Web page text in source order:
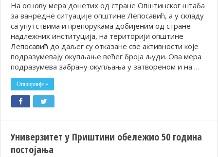
На основу мера донетих од стране Општинског штаба
за ванредне ситуације општине Лепосавић, а у складу
са упутствима и препорукама добијеним од стране
надлежних институција, на територији општине
Лепосавић до даљег су отказане све активности које
подразумевају окупљање већег броја људи. Ова мера
подразумева забрану окупљања у затвореном и на …
Опширније »
Универзитет у Приштини обележио 50 година
постојања